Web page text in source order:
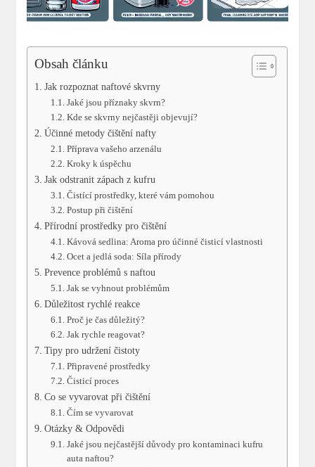
Obsah článku
Jak rozpoznat naftové skvrny
Jaké jsou příznaky skvrn?
Kde se skvrny nejčastěji objevují?
Účinné metody čištění nafty
Příprava vašeho arzenálu
Kroky k úspěchu
Jak odstranit zápach z kufru
Čistící prostředky, které vám pomohou
Postup při čištění
Přírodní prostředky pro čištění
Kávová sedlina: Aroma pro účinné čisticí vlastnosti
Ocet a jedlá soda: Síla přírody
Prevence problémů s naftou
Jak se vyhnout problémům
Důležitost rychlé reakce
Proč je čas důležitý?
Jak rychle reagovat?
Tipy pro udržení čistoty
Připravené prostředky
Čisticí proces
Co se vyvarovat při čištění
Čím se vyvarovat
Otázky & Odpovědi
Jaké jsou nejčastější důvody pro kontaminaci kufru
auta naftou?